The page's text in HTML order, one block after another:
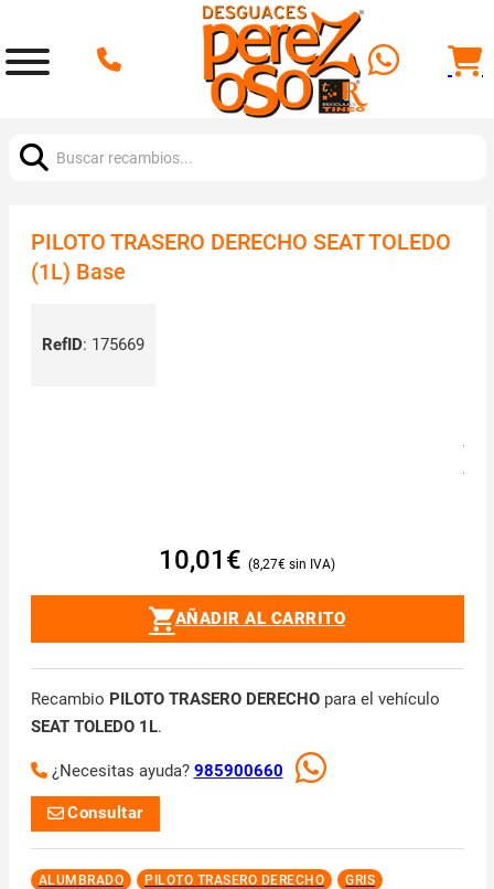
PILOTO TRASERO DERECHO SEAT TOLEDO
(1L) Base
RefID: 175669
10,01 € 8,27€
AÑADIR AL CARRITO
Recambio PILOTO TRASERO DERECHOpara el vehículo
SEAT TOLEDO 1L.
¿Necesitas ayuda? 985900660
Consultar
ALUMBRADO PILOTO TRASERO DERECHO
GRIS